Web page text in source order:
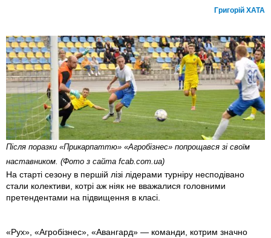
Григорій ХАТА
Після поразки «Прикарпаттю» «Агробізнес» попрощався зі своїм
наставником. (Фото з сайта fcab.com.ua)
На старті сезону в першій лізі лідерами турніру несподівано
стали колективи, котрі аж ніяк не вважалися головними
претендентами на підвищення в класі.
«Рух», «Агробізнес», «Авангард» — команди, котрим значно